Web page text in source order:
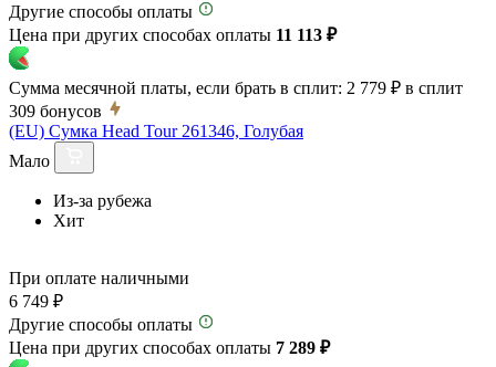
Другие способы оплаты
Цена при других способах оплаты 11 113 ₽
Сумма месячной платы, если брать в сплит: 2 779 ₽ в сплит
309 бонусов
(EU) Сумка Head Tour 261346, Голубая
Мало
Из-за рубежа
Хит
При оплате наличными
6 749 ₽
Другие способы оплаты
Цена при других способах оплаты 7 289 ₽